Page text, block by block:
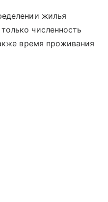
жилья
численность
время проживания